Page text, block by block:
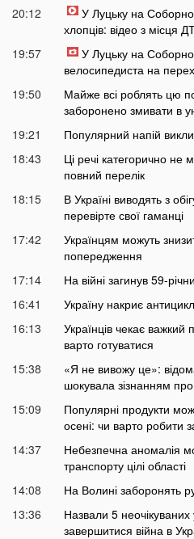
20:12
У Луцьку на
хлопців: відео з місця
19:57
У Луцьку на
велосипедиста на
19:50
Майже всі роблять цю
заборонено змивати в
19:21
Популярний напій
18:43
Ці речі категорично
повний перелік
18:15
В Україні виводять з
перевірте свої гаманці
17:42
Українцям можуть
попередження
17:14
На війні загинув 59-
16:41
Україну накриє
16:13
Українців чекає
варто готуватися
15:38
«Я не вивожу це»:
шокувала зізнанням
15:09
Популярні продукти
осені: чи варто робити
14:37
Небезпечна аномалія
транспорту цілі області
14:08
На Волині заборонять
13:36
Назвали 5
завершитися війна в